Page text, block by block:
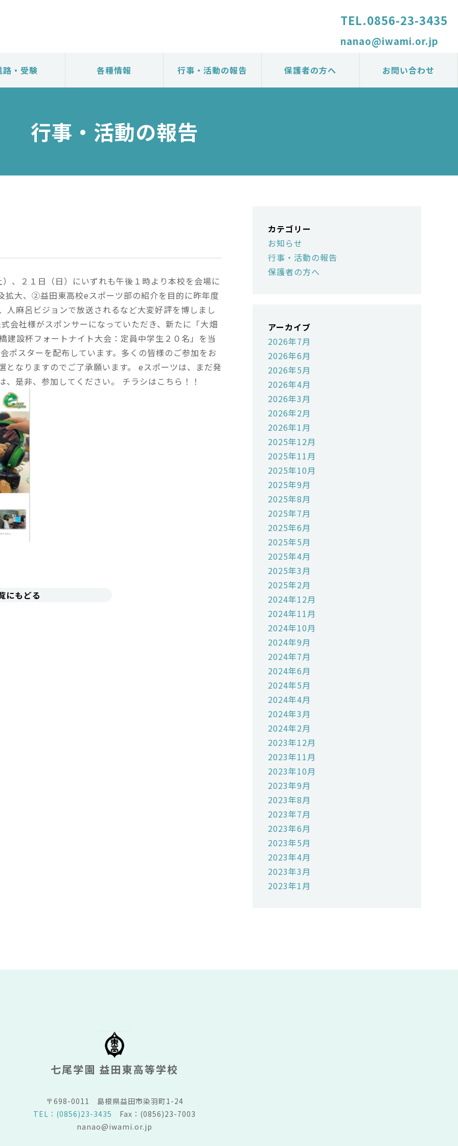
TEL.0856-23-3435
nanao@iwami.or.jp
路・受験 各種情報 行事・活動の報告 保護者の方へ お問い合わせ
行事・活動の報告
、２１日（日）にいずれも午後１時より本校を会場に
大、②益田東高校eスポーツ部の紹介を目的に昨年度
麻呂ビジョンで放送されるなど大変好評を博しまし
会社様がスポンサーになっていただき、新たに「大畑
設杯フォートナイト大会：定員中学生２０名」を当
ポスターを配布しています。多くの皆様のご参加をお
なりますのでご了承願います。 eスポーツは、まだ発
是非、参加してください。 チラシはこちら！！
にもどる
カテゴリー
お知らせ
行事・活動の報告
保護者の方へ
アーカイブ
2026年7月
2026年6月
2026年5月
2026年4月
2026年3月
2026年2月
2026年1月
2025年12月
2025年11月
2025年10月
2025年9月
2025年8月
2025年7月
2025年6月
2025年5月
2025年4月
2025年3月
2025年2月
2024年12月
2024年11月
2024年10月
2024年9月
2024年7月
2024年6月
2024年5月
2024年4月
2024年3月
2024年2月
2023年12月
2023年11月
2023年10月
2023年9月
2023年8月
2023年7月
2023年6月
2023年5月
2023年4月
2023年3月
2023年1月
〒698-0011 島根県益田市染羽町1-24
TEL：(0856)23-3435 Fax：(0856)23-7003
nanao@iwami.or.jp